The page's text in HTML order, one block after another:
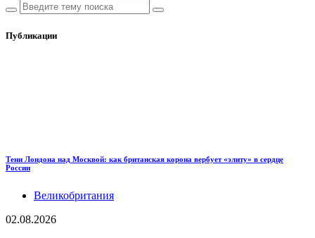
Публикации
Тени Лондона над Москвой: как британская корона вербует «элиту» в сердце
России
Великобритания
02.08.2026